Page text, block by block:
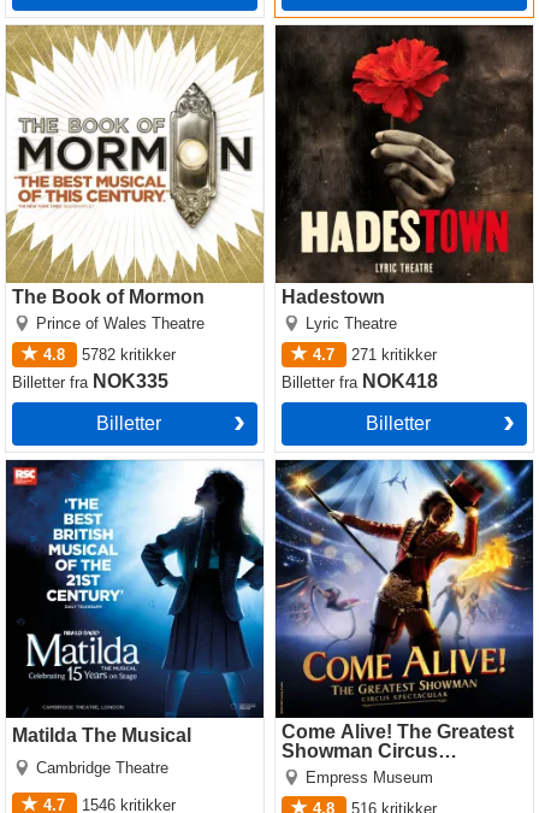
The Book of Mormon
Prince of Wales Theatre
4.8
5782 kritikker
Billetterfra NOK335
Billetter
The Book of Mormon
Hadestown
Lyric Theatre
4.7
271 kritikker
Billetterfra NOK418
Billetter
Hadestown
Matilda The Musical
Cambridge Theatre
4.7 1546 kritikker
Matilda The Musical
Come Alive! The Greatest
Showman Circus
Spectacular
Empress Museum
4.8
516 kritikker
Come Alive! The Greatest
Showman Circus Spectacular